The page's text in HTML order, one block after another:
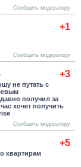
Сообщить модератору
+1
Сообщить модератору
+3
не путать с
получил за
хочет получить
Сообщить модератору
+5
квартирам